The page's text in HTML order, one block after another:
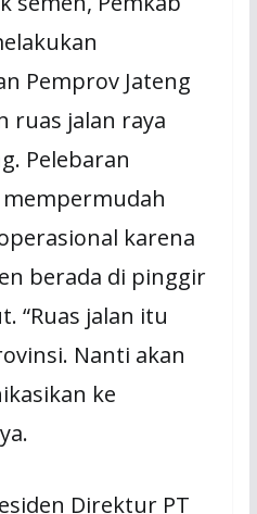
Pemprov Jateng
ruas jalan raya
Pelebaran
karena
berada di pinggir
“Ruas jalan itu
Nanti akan
ke
Direktur PT